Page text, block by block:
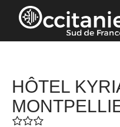
Panneau de gestion des
HÔTEL